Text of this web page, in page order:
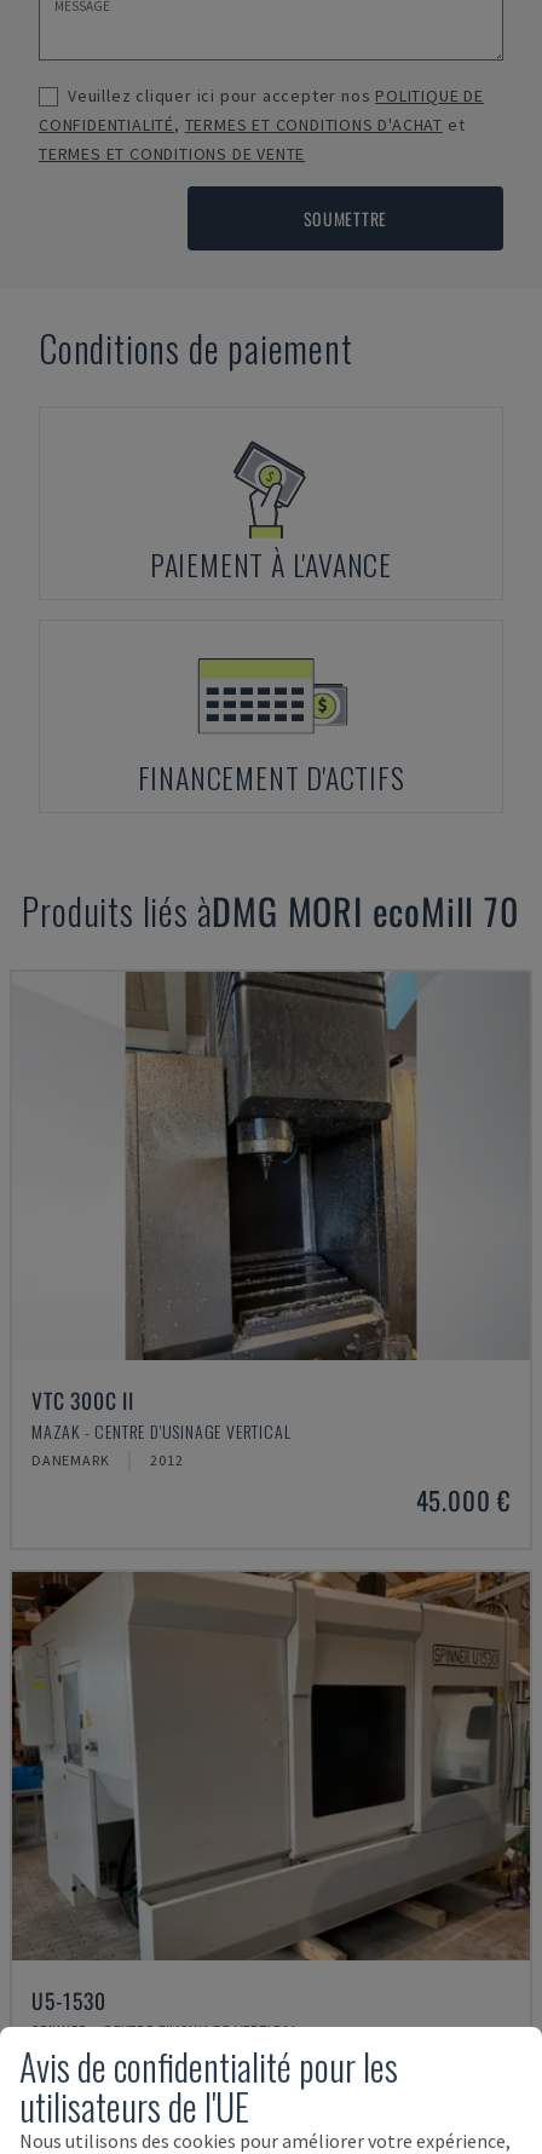
Veuillez cliquer ici pour accepter nos POLITIQUE DE
CONFIDENTIALITÉ, TERMES ET CONDITIONS D'ACHAT et
TERMES ET CONDITIONS DE VENTE
SOUMETTRE
Conditions de paiement
PAIEMENT À L'AVANCE
FINANCEMENT D'ACTIFS
Produits liés àDMG MORI ecoMill 70
VTC 300C II
MAZAK - CENTRE D'USINAGE VERTICAL
DANEMARK 2012
45.000 €
U5-1530
SPINNER - CENTRE D'USINAGE VERTICAL
ALLEMAGNE 2021 6.000 HRS
Avis de confidentialité pour les
utilisateurs de l'UE
Nous utilisons des cookies pour améliorer votre expérience,